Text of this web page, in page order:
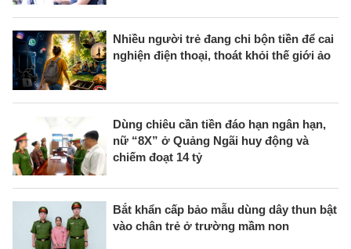
Nhiều người trẻ đang chi bộn tiền để cai
nghiện điện thoại, thoát khỏi thế giới ảo
Dùng chiêu cần tiền đáo hạn ngân hạn,
nữ “8X” ở Quảng Ngãi huy động và
chiếm đoạt 14 tỷ
Bắt khẩn cấp bảo mẫu dùng dây thun bật
vào chân trẻ ở trường mầm non